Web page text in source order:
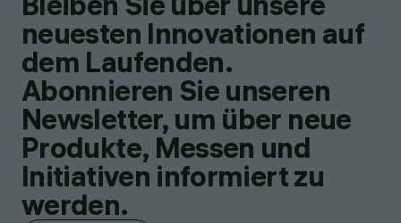
neuesten Innovationen auf
dem Laufenden.
Abonnieren Sie unseren
Newsletter, um über neue
Produkte, Messen und
Initiativen informiert zu
werden.